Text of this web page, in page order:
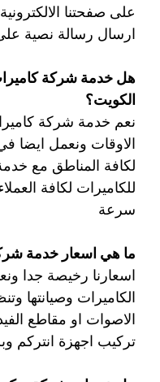
ارسال رسالة نصية على
هل خدمة شركة
الكويت؟
نعم خدمة شركة
الاوقات ونعمل ايضا
لكافة المناطق مع
للكاميرات لكافة
سرعة
ما هي اسعار خدمة
اسعارنا رخيصة جدا
الكاميرات وصيانتها
الاصوات او مقاطع
تركيب اجهزة انتركم